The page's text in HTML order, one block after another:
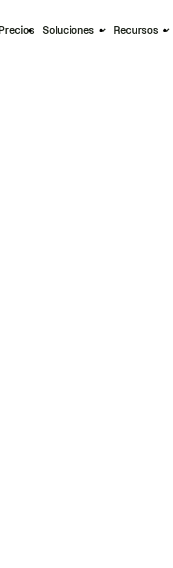
Precios Soluciones Recursos